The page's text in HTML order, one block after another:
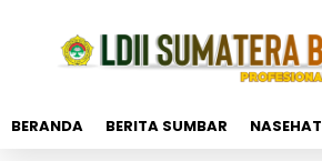
BERANDA BERITA SUMBAR NASEHAT